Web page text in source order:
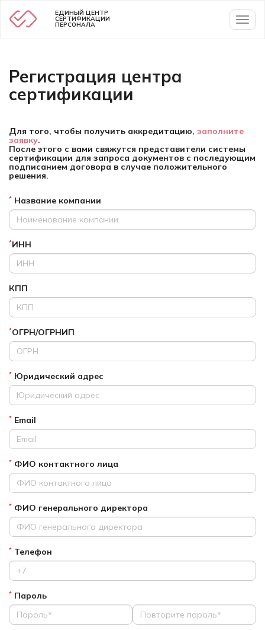
ЕДИНЫЙ ЦЕНТР
СЕРТИФИКАЦИИ
ПЕРСОНАЛА
Регистрация центра
сертификации
Для того, чтобы получить аккредитацию, заполните
заявку.
После этого с вами свяжутся представители системы
сертификации для запроса документов с последующим
подписанием договора в случае положительного
решения.
* Название компании
*ИНН
КПП
*ОГРН/ОГРНИП
* Юридический адрес
* Email
* ФИО контактного лица
* ФИО генерального директора
* Телефон
* Пароль